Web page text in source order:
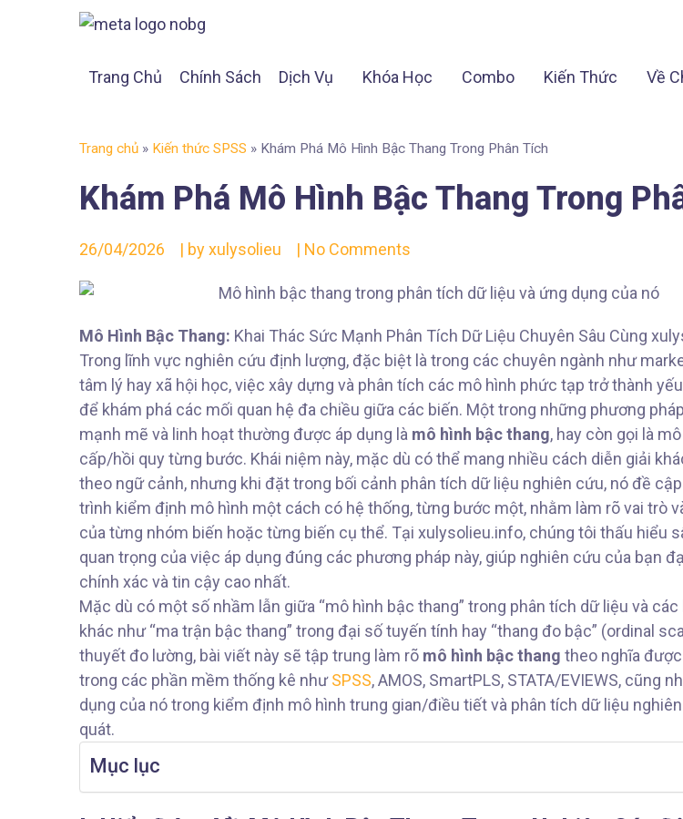
Trang Chủ Chính Sách Dịch Vụ Khóa Học Combo Kiến Thức Về
Trang chủ » Kiến thức SPSS » Khám Phá Mô Hình Bậc Thang Trong Phân Tích
Khám Phá Mô Hình Bậc Thang Trong
26/04/2026 | byxulysolieu | No Comments
Mô Hình Bậc Thang: Khai Thác Sức Mạnh Phân Tích Dữ Liệu Chuyên Sâu Cùng
Trong lĩnh vực nghiên cứu định lượng, đặc biệt là trong các chuyên ngành như
tâm lý hay xã hội học, việc xây dựng và phân tích các mô hình phức tạp trở thành
để khám phá các mối quan hệ đa chiều giữa các biến. Một trong những phương
mạnh mẽ và linh hoạt thường được áp dụng là mô hình bậc thang, hay còn gọi là
cấp/hồi quy từng bước. Khái niệm này, mặc dù có thể mang nhiều cách diễn giải
theo ngữ cảnh, nhưng khi đặt trong bối cảnh phân tích dữ liệu nghiên cứu, nó đề
trình kiểm định mô hình một cách có hệ thống, từng bước một, nhằm làm rõ vai trò
của từng nhóm biến hoặc từng biến cụ thể. Tại xulysolieu.info, chúng tôi thấu hiểu
quan trọng của việc áp dụng đúng các phương pháp này, giúp nghiên cứu của bạn
chính xác và tin cậy cao nhất.
Mặc dù có một số nhầm lẫn giữa “mô hình bậc thang” trong phân tích dữ liệu và các
khác như “ma trận bậc thang” trong đại số tuyến tính hay “thang đo bậc” (ordinal
thuyết đo lường, bài viết này sẽ tập trung làm rõ mô hình bậc thang theo nghĩa
trong các phần mềm thống kê nhưSPSS, AMOS, SmartPLS, STATA/EVIEWS, cũng
dụng của nó trong kiểm định mô hình trung gian/điều tiết và phân tích dữ liệu
quát.
Mục lục